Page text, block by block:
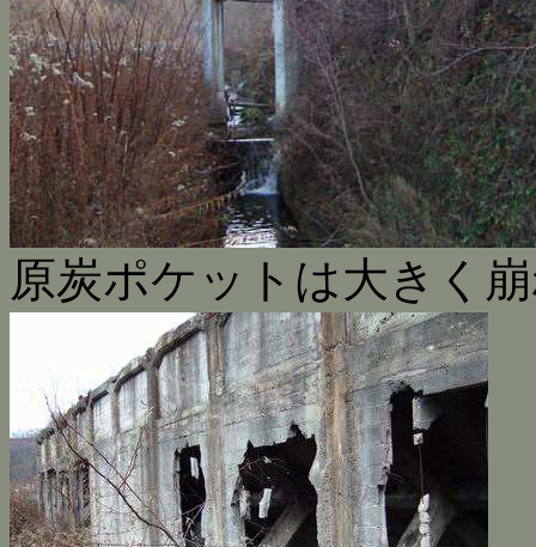
原炭ポケットは大きく